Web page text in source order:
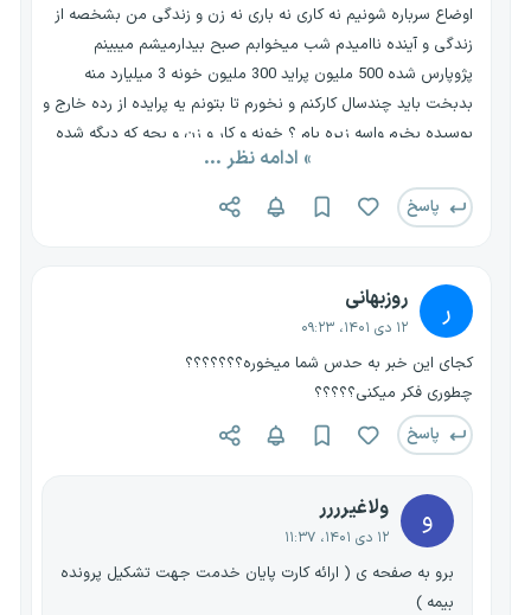
اوضاع سرباره شونیم نه کاری نه باری نه زن و زندگی من بشخصه از
زندگی و آینده ناامیدم شب میخوابم صبح بیدارمیشم میبینم
پژوپارس شده 500 ملیون پراید 300 ملیون خونه 3 میلیارد منه
بدبخت باید چندسال کارکنم و نخورم تا بتونم یه پرایده از رده خارج و
پوسیده بخرم واسه زیره پام ؟ خونه و کار و زن و بچه که دیگه شده
رویای دست نیافتنی بل کل قیدشونو زدم 30 سالمه اما انگار 60 سالمه
» ادامه نظر ...
پاسخ
ر روزبهانی
۱۲ دی ۱۴۰۱، ۰۹:۲۳
کجای این خبر به حدس شما میخوره؟؟؟؟؟؟؟
چطوری فکر میکنی؟؟؟؟؟
پاسخ
و ولاغیرررر
۱۲ دی ۱۴۰۱، ۱۱:۳۷
برو به صفحه ی ( ارائه کارت پایان خدمت جهت تشکیل پرونده
بیمه )